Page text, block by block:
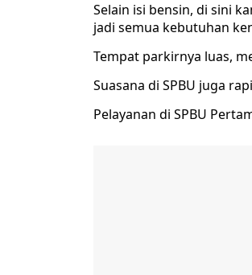
Selain isi bensin, di sini
jadi semua kebutuhan
Tempat parkirnya luas,
Suasana di SPBU juga
Pelayanan di SPBU